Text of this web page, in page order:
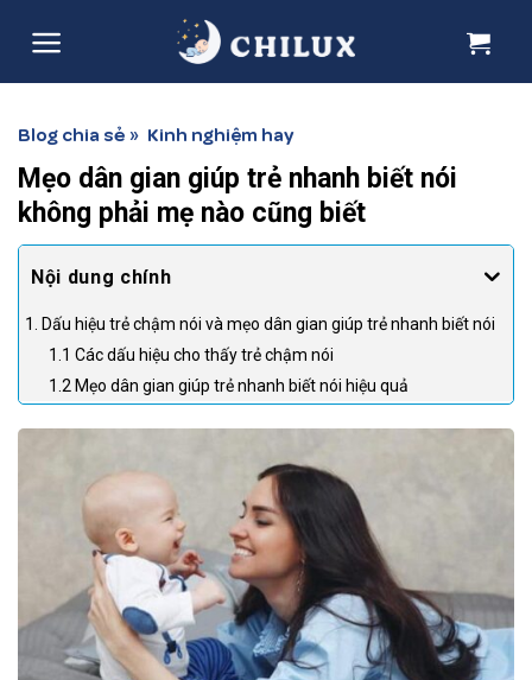
Blog chia sẻ » Kinh nghiệm hay
Mẹo dân gian giúp trẻ nhanh biết nói
không phải mẹ nào cũng biết
1. Dấu hiệu trẻ chậm nói và mẹo dân gian giúp trẻ nhanh biết nói
1.1 Các dấu hiệu cho thấy trẻ chậm nói
1.2 Mẹo dân gian giúp trẻ nhanh biết nói hiệu quả